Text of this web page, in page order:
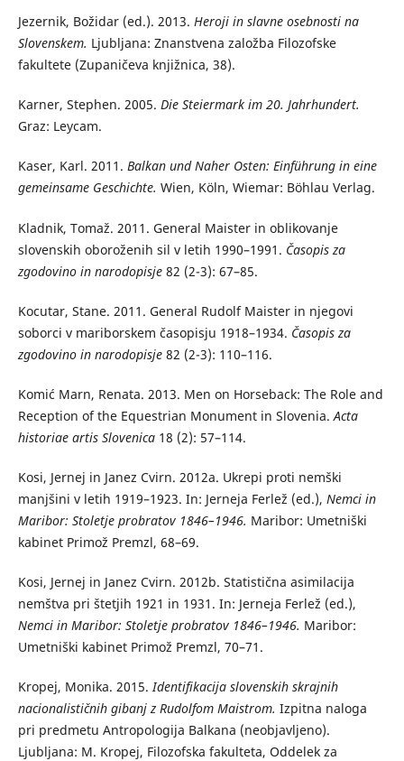
Jezernik, Božidar (ed.). 2013. Heroji in slavne osebnosti na
Slovenskem. Ljubljana: Znanstvena založba Filozofske
fakultete (Zupaničeva knjižnica, 38).
Karner, Stephen. 2005. Die Steiermark im 20. Jahrhundert.
Graz: Leycam.
Kaser, Karl. 2011. Balkan und Naher Osten: Einführung in eine
gemeinsame Geschichte. Wien, Köln, Wiemar: Böhlau Verlag.
Kladnik, Tomaž. 2011. General Maister in oblikovanje
slovenskih oboroženih sil v letih 1990–1991. Časopis za
zgodovino in narodopisje82 (2-3): 67–85.
Kocutar, Stane. 2011. General Rudolf Maister in njegovi
soborci v mariborskem časopisju 1918–1934. Časopis za
zgodovino in narodopisje82 (2-3): 110–116.
Komić Marn, Renata. 2013. Men on Horseback: The Role and
Reception of the Equestrian Monument in Slovenia. Acta
historiae artis Slovenica18 (2): 57–114.
Kosi, Jernej in Janez Cvirn. 2012a. Ukrepi proti nemški
manjšini v letih 1919–1923. In: Jerneja Ferlež (ed.), Nemci in
Maribor: Stoletje probratov 1846–1946. Maribor: Umetniški
kabinet Primož Premzl, 68–69.
Kosi, Jernej in Janez Cvirn. 2012b. Statistična asimilacija
nemštva pri štetjih 1921 in 1931. In: Jerneja Ferlež (ed.),
Nemci in Maribor: Stoletje probratov 1846–1946. Maribor:
Umetniški kabinet Primož Premzl, 70–71.
Kropej, Monika. 2015. Identifikacija slovenskih skrajnih
nacionalističnih gibanj z Rudolfom Maistrom. Izpitna naloga
pri predmetu Antropologija Balkana (neobjavljeno).
Ljubljana: M. Kropej, Filozofska fakulteta, Oddelek za